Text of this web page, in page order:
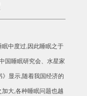
中度过,因此睡眠之于
国睡眠研究会、水星家
》显示,随着我国经济的
大,各种睡眠问题也越